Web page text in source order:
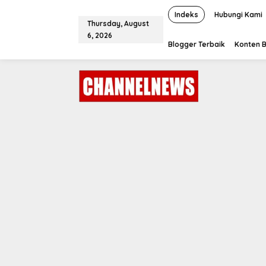
o
Thursday, August
6, 2026
Indeks Hubungi Kami
Blogger Terbaik Konten